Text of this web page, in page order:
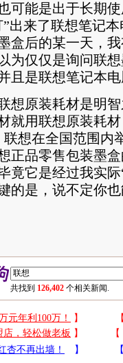
可能是出于长期
出来了联想笔记
盒后的某一天，
为仅仅是询问联
且是联想笔记本
想原装耗材是明
就用联想原装耗
联想在全国范围内
正品零售包装墨
竟它是经过我实
的是，说不定你
共找到 126,402 个相关新闻.